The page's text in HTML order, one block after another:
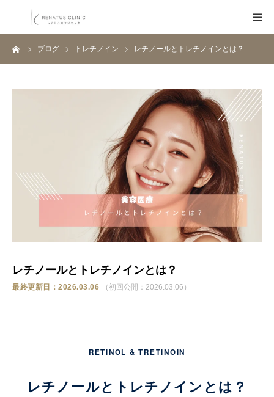
ブログ トレチノイン レチノールとトレチノインとは？
レチノールとトレチノインとは？
最終更新日：2026.03.06 （初回公開：2026.03.06）
RETINOL & TRETINOIN
レチノールとトレチノインとは？
HOME
メニュー
医師紹介
ブログ